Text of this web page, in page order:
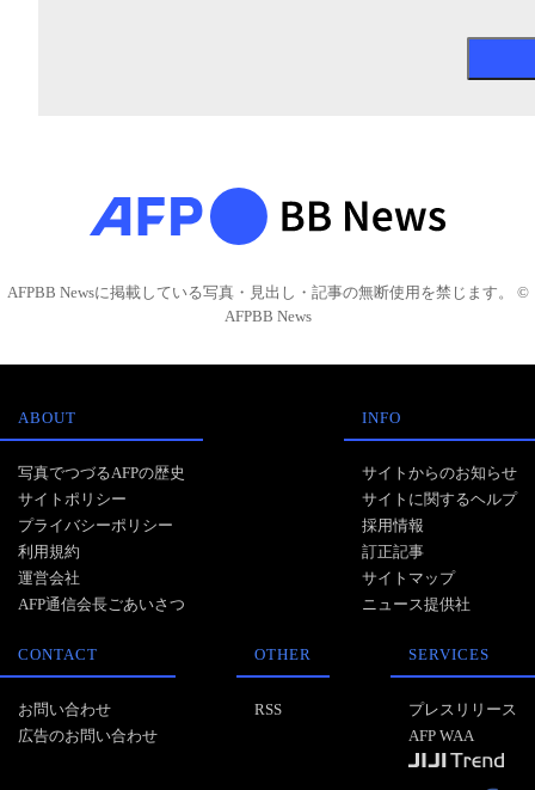
AFPBB Newsに掲載している写真・見出し・記事の無断使用を禁じます。 ©
AFPBB News
ABOUT
写真でつづるAFPの歴史
サイトポリシー
プライバシーポリシー
利用規約
運営会社
AFP通信会長ごあいさつ
INFO
サイトからのお知らせ
サイトに関するヘルプ
採用情報
訂正記事
サイトマップ
ニュース提供社
CONTACT
お問い合わせ
広告のお問い合わせ
OTHER
RSS
SERVICES
プレスリリース
AFP WAA